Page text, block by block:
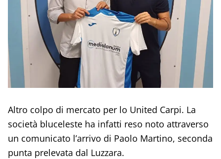
Altro colpo di mercato per lo United Carpi. La
società bluceleste ha infatti reso noto attraverso
un comunicato l’arrivo di Paolo Martino, seconda
punta prelevata dal Luzzara.